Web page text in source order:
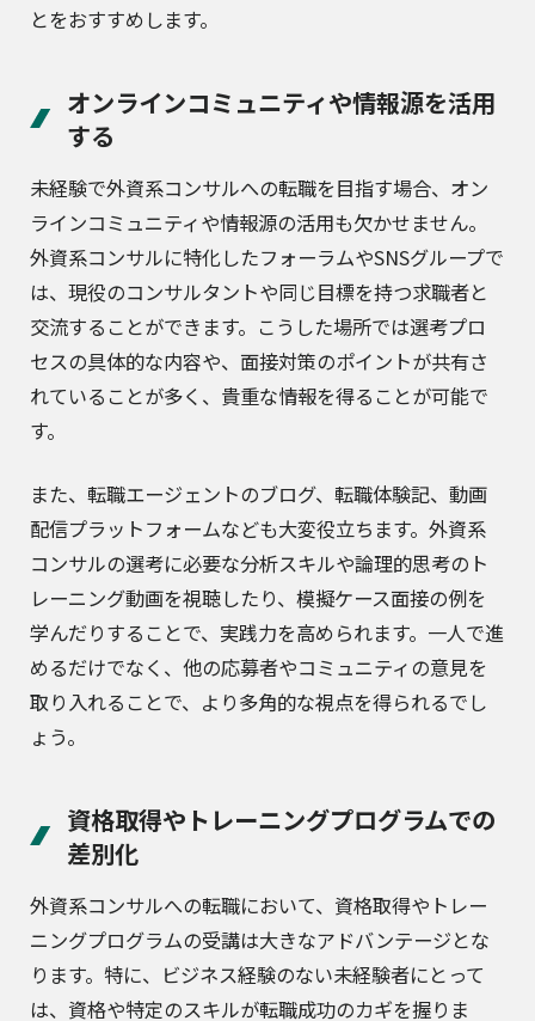
とをおすすめします。
オンラインコミュニティや情報源を活用
する
未経験で外資系コンサルへの転職を目指す場合、オン
ラインコミュニティや情報源の活用も欠かせません。
外資系コンサルに特化したフォーラムやSNSグループで
は、現役のコンサルタントや同じ目標を持つ求職者と
交流することができます。こうした場所では選考プロ
セスの具体的な内容や、面接対策のポイントが共有さ
れていることが多く、貴重な情報を得ることが可能で
す。
また、転職エージェントのブログ、転職体験記、動画
配信プラットフォームなども大変役立ちます。外資系
コンサルの選考に必要な分析スキルや論理的思考のト
レーニング動画を視聴したり、模擬ケース面接の例を
学んだりすることで、実践力を高められます。一人で進
めるだけでなく、他の応募者やコミュニティの意見を
取り入れることで、より多角的な視点を得られるでし
ょう。
資格取得やトレーニングプログラムでの
差別化
外資系コンサルへの転職において、資格取得やトレー
ニングプログラムの受講は大きなアドバンテージとな
ります。特に、ビジネス経験のない未経験者にとって
は、資格や特定のスキルが転職成功のカギを握りま